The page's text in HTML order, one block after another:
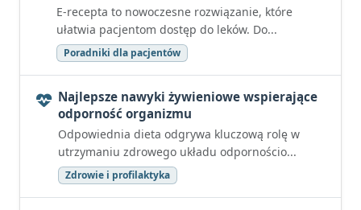
E-recepta to nowoczesne rozwiązanie, które
ułatwia pacjentom dostęp do leków. Do...
Poradniki dla pacjentów
Najlepsze nawyki żywieniowe wspierające
odporność organizmu
Odpowiednia dieta odgrywa kluczową rolę w
utrzymaniu zdrowego układu odpornościo...
Zdrowie i profilaktyka